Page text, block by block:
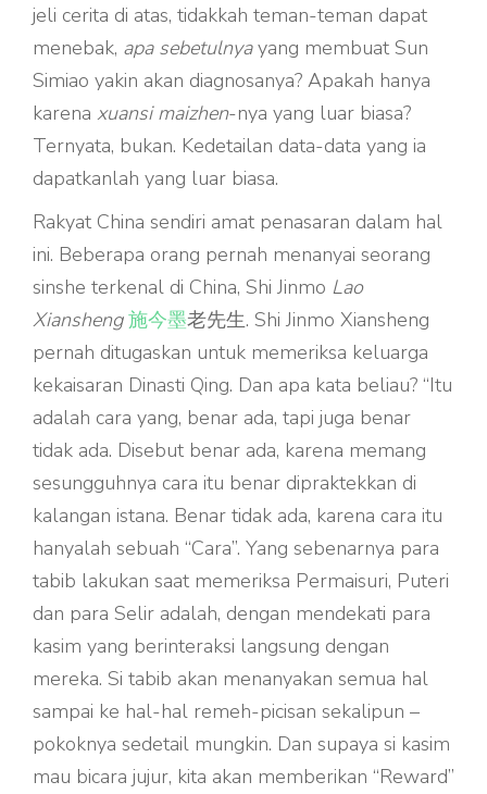
jeli cerita di atas, tidakkah teman-teman dapat
menebak, apa sebetulnyayang membuat Sun
Simiao yakin akan diagnosanya? Apakah hanya
karena xuansi maizhen-nya yang luar biasa?
Ternyata, bukan. Kedetailan data-data yang ia
dapatkanlah yang luar biasa.
Rakyat China sendiri amat penasaran dalam hal
ini. Beberapa orang pernah menanyai seorang
sinshe terkenal di China, Shi Jinmo Lao
Xiansheng 施今墨老先生. Shi Jinmo Xiansheng
pernah ditugaskan untuk memeriksa keluarga
kekaisaran Dinasti Qing. Dan apa kata beliau? “Itu
adalah cara yang, benar ada, tapi juga benar
tidak ada. Disebut benar ada, karena memang
sesungguhnya cara itu benar dipraktekkan di
kalangan istana. Benar tidak ada, karena cara itu
hanyalah sebuah “Cara”. Yang sebenarnya para
tabib lakukan saat memeriksa Permaisuri, Puteri
dan para Selir adalah, dengan mendekati para
kasim yang berinteraksi langsung dengan
mereka. Si tabib akan menanyakan semua hal
sampai ke hal-hal remeh-picisan sekalipun –
pokoknya sedetail mungkin. Dan supaya si kasim
mau bicara jujur, kita akan memberikan “Reward”